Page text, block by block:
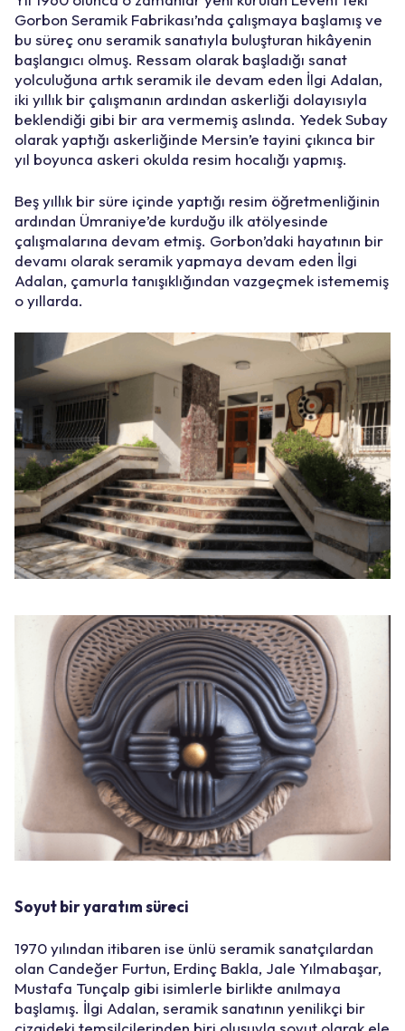
Gorbon Seramik Fabrikası’nda çalışmaya başlamış ve
bu süreç onu seramik sanatıyla buluşturan hikâyenin
başlangıcı olmuş. Ressam olarak başladığı sanat
yolculuğuna artık seramik ile devam eden İlgi Adalan,
iki yıllık bir çalışmanın ardından askerliği dolayısıyla
beklendiği gibi bir ara vermemiş aslında. Yedek Subay
olarak yaptığı askerliğinde Mersin’e tayini çıkınca bir
yıl boyunca askeri okulda resim hocalığı yapmış.
Beş yıllık bir süre içinde yaptığı resim öğretmenliğinin
ardından Ümraniye’de kurduğu ilk atölyesinde
çalışmalarına devam etmiş. Gorbon’daki hayatının bir
devamı olarak seramik yapmaya devam eden İlgi
Adalan, çamurla tanışıklığından vazgeçmek istememiş
o yıllarda.
Soyut bir yaratım süreci
1970 yılından itibaren ise ünlü seramik sanatçılardan
olan Candeğer Furtun, Erdinç Bakla, Jale Yılmabaşar,
Mustafa Tunçalp gibi isimlerle birlikte anılmaya
başlamış. İlgi Adalan, seramik sanatının yenilikçi bir